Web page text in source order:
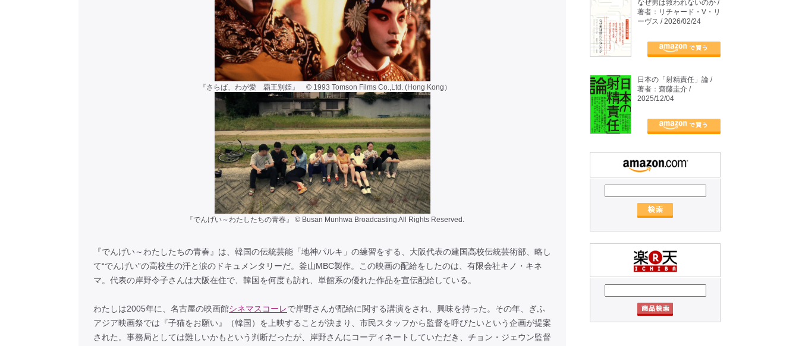
『さらば、わが愛 覇王別姫』 © 1993 Tomson Films Co.,Ltd. (Hong Kong）
『でんげい～わたしたちの青春』 © Busan Munhwa Broadcasting All Rights Reserved.
『でんげい～わたしたちの青春』は、韓国の伝統芸能「地神パルキ」の練習をする、大阪代表の建国高校伝統芸術部、略し
て“でんげい”の高校生の汗と涙のドキュメンタリーだ。釜山MBC製作。この映画の配給をしたのは、有限会社キノ・キネ
マ。代表の岸野令子さんは大阪在住で、韓国を何度も訪れ、単館系の優れた作品を宣伝配給している。
わたしは2005年に、名古屋の映画館シネマスコーレで岸野さんが配給に関する講演をされ、興味を持った。その年、ぎふ
アジア映画祭では『子猫をお願い』（韓国）を上映することが決まり、市民スタッフから監督を呼びたいという企画が提案
された。事務局としては難しいかもという判断だったが、岸野さんにコーディネートしていただき、チョン・ジェウン監督
なぜ男は救われないのか /
著者：リチャード・V・リ
ーヴス / 2026/02/24
日本の「射精責任」論 /
著者：齋藤圭介 /
2025/12/04